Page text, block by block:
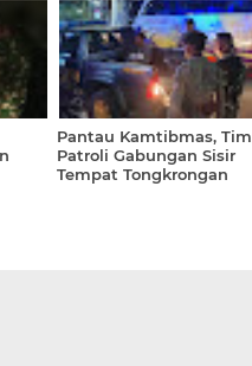
Pantau Kamtibmas, Tim
Patroli Gabungan Sisir
Tempat Tongkrongan